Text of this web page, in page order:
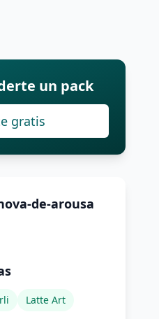
un pack
gratis
de-arousa
Latte Art